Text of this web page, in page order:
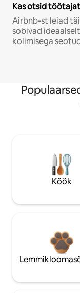
Kas otsid
Airbnb-st leiad
sobivad
kolimisega
Köök